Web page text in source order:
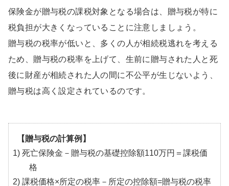
保険金が贈与税の課税対象となる場合は、贈与税が特に
税負担が大きくなっていることに注意しましょう。
贈与税の税率が低いと、多くの人が相続税逃れを考える
ため、贈与税の税率を上げて、生前に贈与された人と死
後に財産が相続された人の間に不公平が生じないよう、
贈与税は高く設定されているのです。
【贈与税の計算例】
1) 死亡保険金－贈与税の基礎控除額110万円＝課税価
格
2) 課税価格×所定の税率－所定の控除額=贈与税の税率